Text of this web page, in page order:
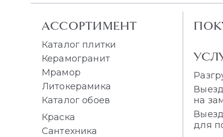
АССОРТИМЕНТ
Каталог плитки
Керамогранит
Мрамор
Литокерамика
Каталог обоев
Краска
Сантехника
на
для